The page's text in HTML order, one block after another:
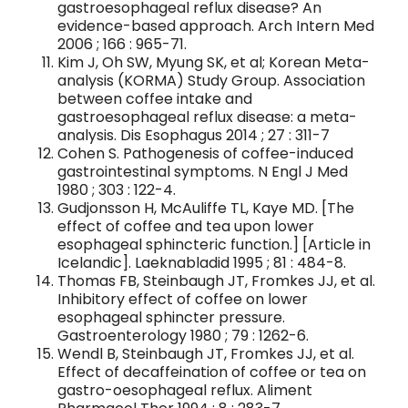
gastroesophageal reflux disease? An
evidence-based approach. Arch Intern Med
2006 ; 166 : 965-71.
Kim J, Oh SW, Myung SK, et al; Korean Meta-
analysis (KORMA) Study Group. Association
between coffee intake and
gastroesophageal reflux disease: a meta-
analysis. Dis Esophagus 2014 ; 27 : 311-7
Cohen S. Pathogenesis of coffee-induced
gastrointestinal symptoms. N Engl J Med
1980 ; 303 : 122-4.
Gudjonsson H, McAuliffe TL, Kaye MD. [The
effect of coffee and tea upon lower
esophageal sphincteric function.] [Article in
Icelandic]. Laeknabladid 1995 ; 81 : 484-8.
Thomas FB, Steinbaugh JT, Fromkes JJ, et al.
Inhibitory effect of coffee on lower
esophageal sphincter pressure.
Gastroenterology 1980 ; 79 : 1262-6.
Wendl B, Steinbaugh JT, Fromkes JJ, et al.
Effect of decaffeination of coffee or tea on
gastro-oesophageal reflux. Aliment